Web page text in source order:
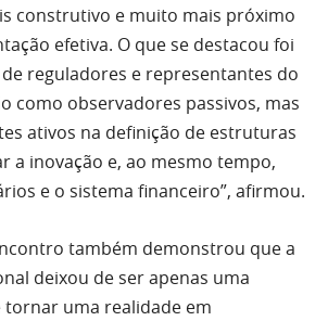
construtivo e muito mais próximo
efetiva. O que se destacou foi
reguladores e representantes do
como observadores passivos, mas
ativos na definição de estruturas
a inovação e, ao mesmo tempo,
e o sistema financeiro”, afirmou.
também demonstrou que a
deixou de ser apenas uma
tornar uma realidade em